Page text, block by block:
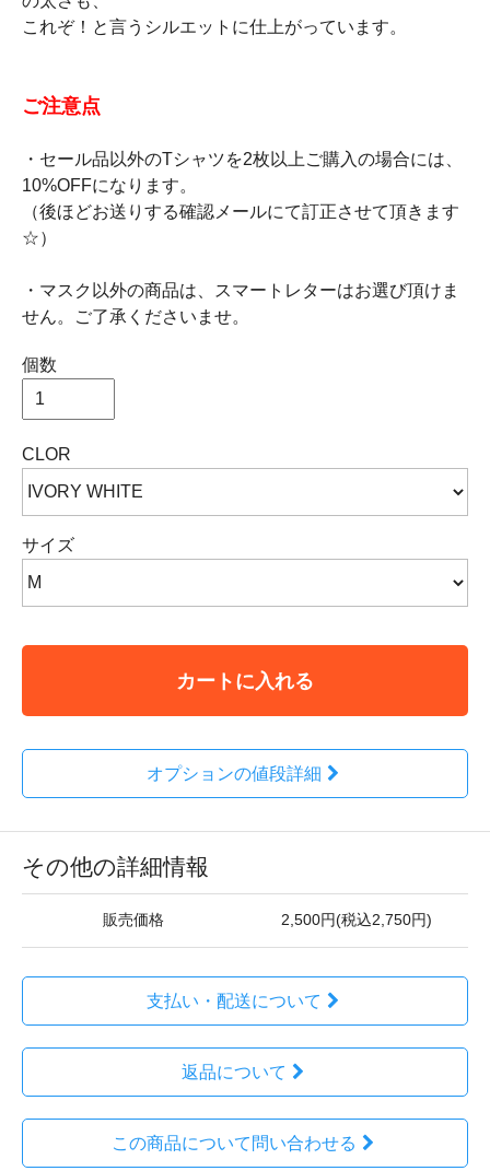
これぞ！と言うシルエットに仕上がっています。
ご注意点
・セール品以外のTシャツを2枚以上ご購入の場合には、
10%OFFになります。
（後ほどお送りする確認メールにて訂正させて頂きます
☆）
・マスク以外の商品は、スマートレターはお選び頂けま
せん。ご了承くださいませ。
個数
CLOR
サイズ
カートに入れる
オプションの値段詳細
その他の詳細情報
販売価格 2,500円(税込2,750円)
支払い・配送について
返品について
この商品について問い合わせる